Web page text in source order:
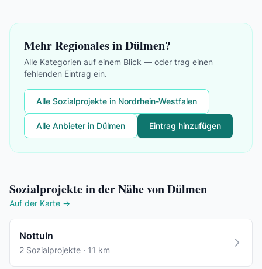
Mehr Regionales in Dülmen?
Alle Kategorien auf einem Blick — oder trag einen
fehlenden Eintrag ein.
Alle Sozialprojekte in Nordrhein-Westfalen
Alle Anbieter in Dülmen Eintrag hinzufügen
Sozialprojekte in der Nähe von Dülmen
Auf der Karte →
Nottuln
2 Sozialprojekte · 11 km